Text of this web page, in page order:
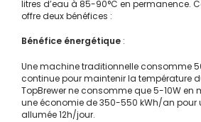
litres d’eau à 85-90°C en permanence.
offre deux bénéfices :
Bénéfice énergétique :
Une machine traditionnelle consomme
continue pour maintenir la température
TopBrewer ne consomme que 5-10W en
une économie de 350-550 kWh/an pour
allumée 12h/jour.